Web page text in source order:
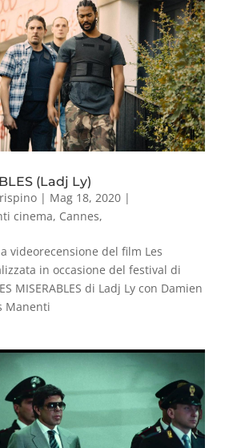
(Ladj Ly)
| Mag 18, 2020|
cinema, Cannes,
videorecensione del film Les
in occasione del festival di
MISERABLES di Ladj Ly con Damien
Manenti